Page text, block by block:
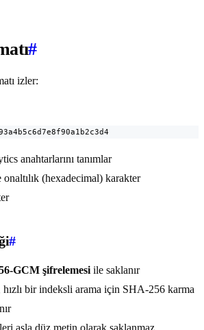
#
izler:
anahtarlarını tanımlar
onaltılık (hexadecimal) karakter
#
GCM şifrelemesi ile saklanır
bir indeksli arama için SHA-256 karma
asla düz metin olarak saklanmaz